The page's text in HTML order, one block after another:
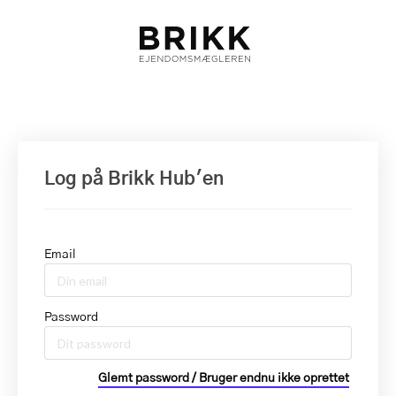
Log på Brikk Hub'en
Email
Password
Glemt password / Bruger endnu ikke oprettet